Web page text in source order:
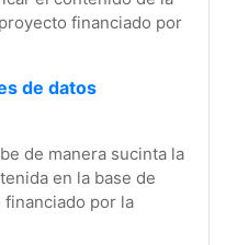
financiado por
de datos
de manera sucinta la
en la base de
por la